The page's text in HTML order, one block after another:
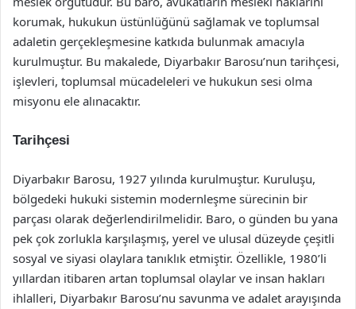
korumak, hukukun üstünlüğünü sağlamak ve toplumsal
adaletin gerçekleşmesine katkıda bulunmak amacıyla
kurulmuştur. Bu makalede, Diyarbakır Barosu’nun tarihçesi,
işlevleri, toplumsal mücadeleleri ve hukukun sesi olma
misyonu ele alınacaktır.
Tarihçesi
Diyarbakır Barosu, 1927 yılında kurulmuştur. Kuruluşu,
bölgedeki hukuki sistemin modernleşme sürecinin bir
parçası olarak değerlendirilmelidir. Baro, o günden bu yana
pek çok zorlukla karşılaşmış, yerel ve ulusal düzeyde çeşitli
sosyal ve siyasi olaylara tanıklık etmiştir. Özellikle, 1980’li
yıllardan itibaren artan toplumsal olaylar ve insan hakları
ihlalleri, Diyarbakır Barosu’nu savunma ve adalet arayışında